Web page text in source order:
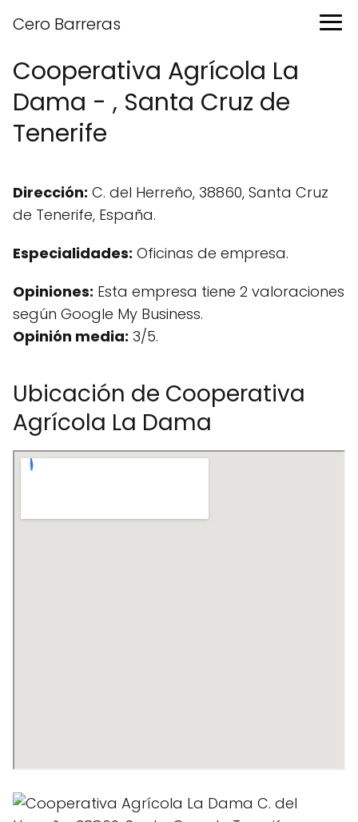
Cero Barreras
Cooperativa Agrícola La
Dama - , Santa Cruz de
Tenerife
Dirección: C. del Herreño, 38860, Santa Cruz
de Tenerife, España.
Especialidades: Oficinas de empresa.
Opiniones: Esta empresa tiene 2 valoraciones
según Google My Business.
Opinión media: 3/5.
Ubicación de Cooperativa
Agrícola La Dama